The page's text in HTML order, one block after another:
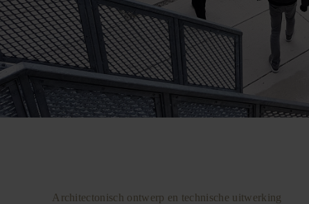
Architectonisch ontwerp en technische uitwerking